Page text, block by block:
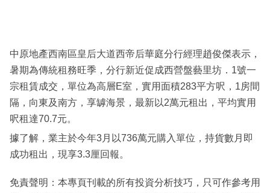
中原地產西南區皇后大道西帝后華庭分行經理趙俊傑表示，
暑期為傳統租務旺季，分行新近促成西營盤藝里坊．1號一
宗租賃成交，單位為高層E室，實用面積283平方呎，1房間
隔，向東及南方，享罅海景，最新以2萬元租出，平均實用
呎租達70.7元。
據了解，業主於今年3月以736萬元購入單位，持貨數月即
成功租出，現享3.3厘回報。
免責聲明：本專頁刊載的所有投資分析技巧，只可作參考用